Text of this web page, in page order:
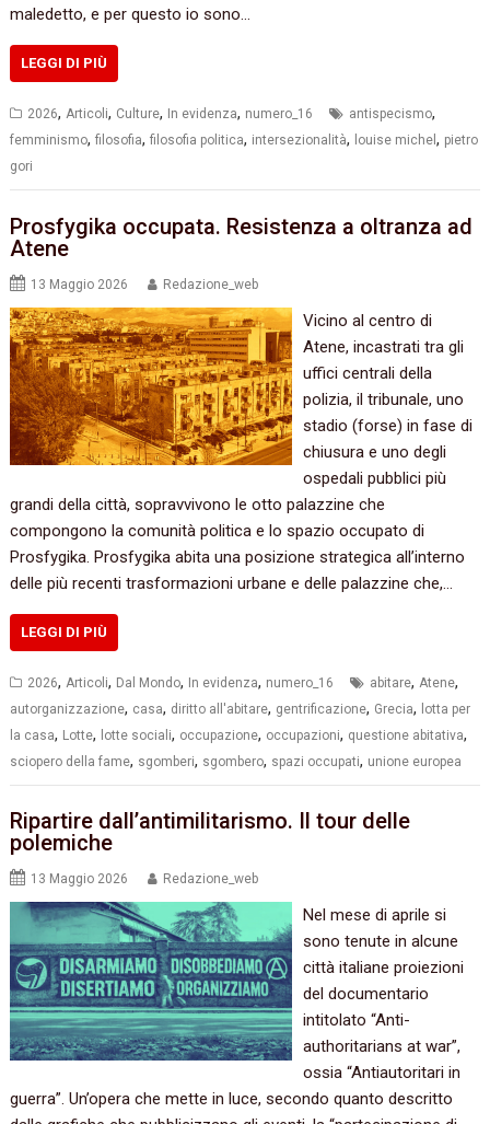
maledetto, e per questo io sono…
LEGGI DI PIÙ
2026,Articoli, Culture, In evidenza, numero_16 antispecismo,
femminismo,filosofia,filosofia politica, intersezionalità, louise michel, pietro
gori
Prosfygika occupata. Resistenza a oltranza ad
Atene
13 Maggio 2026 Redazione_web
Vicino al centro di
Atene, incastrati tra gli
uffici centrali della
polizia, il tribunale, uno
stadio (forse) in fase di
chiusura e uno degli
ospedali pubblici più
grandi della città, sopravvivono le otto palazzine che
compongono la comunità politica e lo spazio occupato di
Prosfygika. Prosfygika abita una posizione strategica all’interno
delle più recenti trasformazioni urbane e delle palazzine che,…
LEGGI DI PIÙ
2026, Articoli, Dal Mondo, In evidenza, numero_16 abitare, Atene,
autorganizzazione, casa, diritto all'abitare, gentrificazione, Grecia,
lotta per
la casa, Lotte, lotte sociali, occupazione, occupazioni, questione abitativa,
sciopero della fame, sgomberi, sgombero, spazi occupati, unione europea
Ripartire dall’antimilitarismo. Il tour delle
polemiche
13 Maggio 2026 Redazione_web
Nel mese di aprile si
sono tenute in alcune
città italiane proiezioni
del documentario
intitolato “Anti-
authoritarians at war”,
ossia “Antiautoritari in
guerra”. Un’opera che mette in luce, secondo quanto descritto